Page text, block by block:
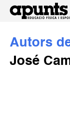
Autors
José